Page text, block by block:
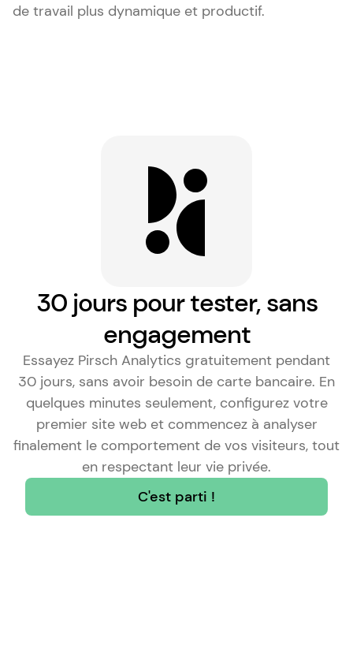
de travail plus dynamique et productif.
30 jours pour tester, sans
engagement
Essayez Pirsch Analytics gratuitement pendant
30 jours, sans avoir besoin de carte bancaire. En
quelques minutes seulement, configurez votre
premier site web et commencez à analyser
finalement le comportement de vos visiteurs, tout
en respectant leur vie privée.
C'est parti !